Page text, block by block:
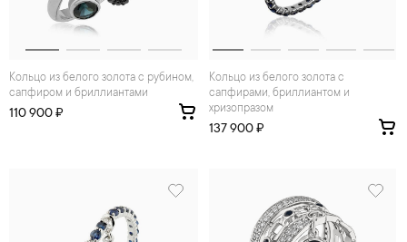
Кольцо из белого золота с рубином,
сапфиром и бриллиантами
110 900 ₽
Кольцо из белого золота с
сапфирами, бриллиантом и
хризопразом
137 900 ₽